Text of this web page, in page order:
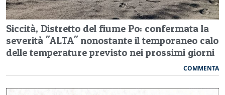
Siccità, Distretto del fiume Po: confermata la
severità "ALTA" nonostante il temporaneo calo
delle temperature previsto nei prossimi giorni
COMMENTA